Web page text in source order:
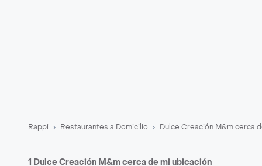
Rappi Restaurantes a Domicilio Dulce Creación M&m cerca
1 Dulce Creación M&m cerca de mi ubicación